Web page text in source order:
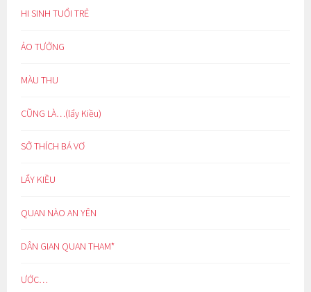
HI SINH TUỔI TRẺ
ẢO TƯỞNG
MÀU THU
CŨNG LÀ…(lẩy Kiều)
SỞ THÍCH BÁ VƠ
LẨY KIỀU
QUAN NÀO AN YÊN
DÂN GIAN QUAN THAM*
ƯỚC…